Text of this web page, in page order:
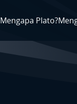
Mengapa Plato?